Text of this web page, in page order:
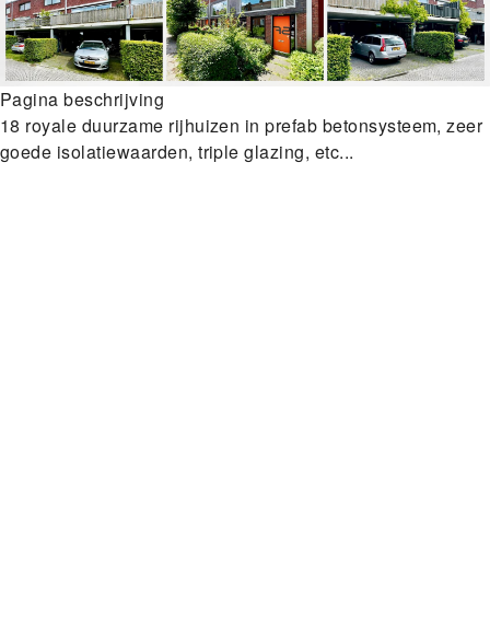
Pagina beschrijving
18 royale duurzame rijhuizen in prefab betonsysteem, zeer
goede isolatiewaarden, triple glazing, etc...